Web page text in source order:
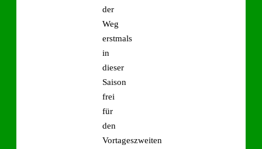
der
Weg
erstmals
in
dieser
Saison
frei
für
den
Vortageszweiten